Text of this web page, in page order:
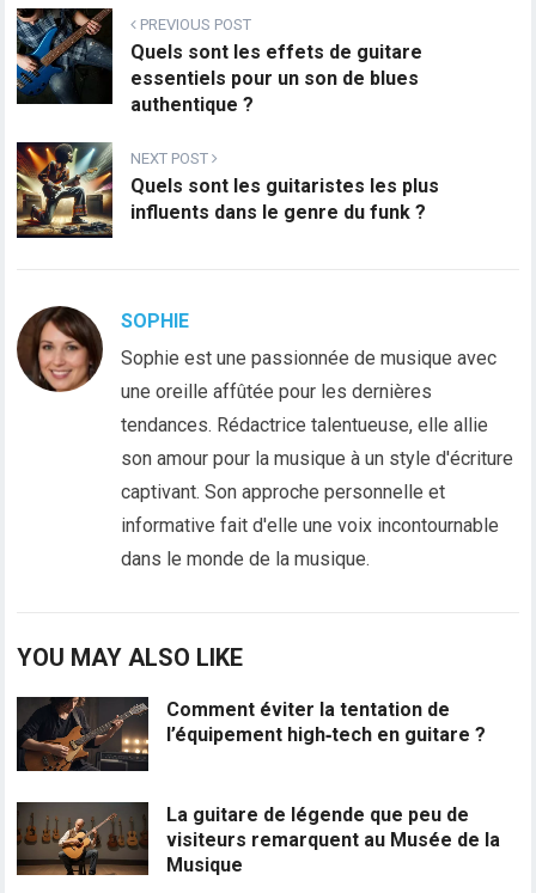
PREVIOUS POST
Quels sont les effets de guitare
essentiels pour un son de blues
authentique ?
NEXT POST
Quels sont les guitaristes les plus
influents dans le genre du funk ?
SOPHIE
Sophie est une passionnée de musique avec
une oreille affûtée pour les dernières
tendances. Rédactrice talentueuse, elle allie
son amour pour la musique à un style d'écriture
captivant. Son approche personnelle et
informative fait d'elle une voix incontournable
dans le monde de la musique.
YOU MAY ALSO LIKE
Comment éviter la tentation de
l’équipement high‑tech en guitare ?
La guitare de légende que peu de
visiteurs remarquent au Musée de la
Musique